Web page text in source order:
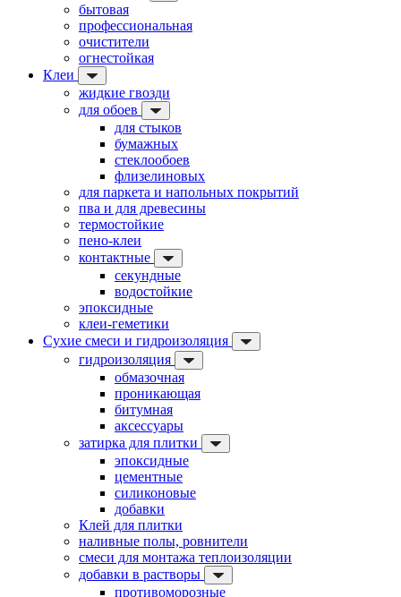
бытовая
профессиональная
очистители
огнестойкая
Клеи
жидкие гвозди
для обоев
для стыков
бумажных
стеклообоев
флизелиновых
для паркета и напольных покрытий
пва и для древесины
термостойкие
пено-клеи
контактные
секундные
водостойкие
эпоксидные
клеи-геметики
Сухие смеси и гидроизоляция
гидроизоляция
обмазочная
проникающая
битумная
аксессуары
затирка для плитки
эпоксидные
цементные
силиконовые
добавки
Клей для плитки
наливные полы, ровнители
смеси для монтажа теплоизоляции
добавки в растворы
противоморозные